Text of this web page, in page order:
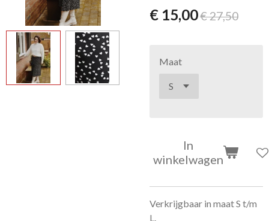
€ 15,00€ 27,50
Maat
In
winkelwagen
Verkrijgbaar in maat S t/m
L.